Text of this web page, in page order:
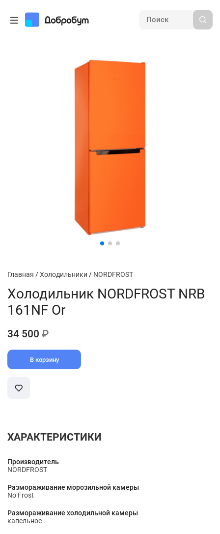
Главная /Холодильники / NORDFROST
Холодильник NORDFROST NRB
161NF Or
34 500 ₽
В корзину
ХАРАКТЕРИСТИКИ
Производитель
NORDFROST
Размораживание морозильной камеры
No Frost
Размораживание холодильной камеры
капельное